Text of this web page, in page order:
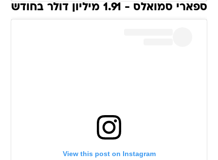
ספארי סמואלס - 1.91 מיליון דולר בחודש
View this post on Instagram